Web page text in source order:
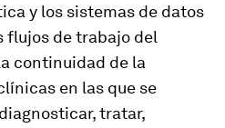
y los sistemas de datos
flujos de trabajo del
continuidad de la
en las que se
tratar,